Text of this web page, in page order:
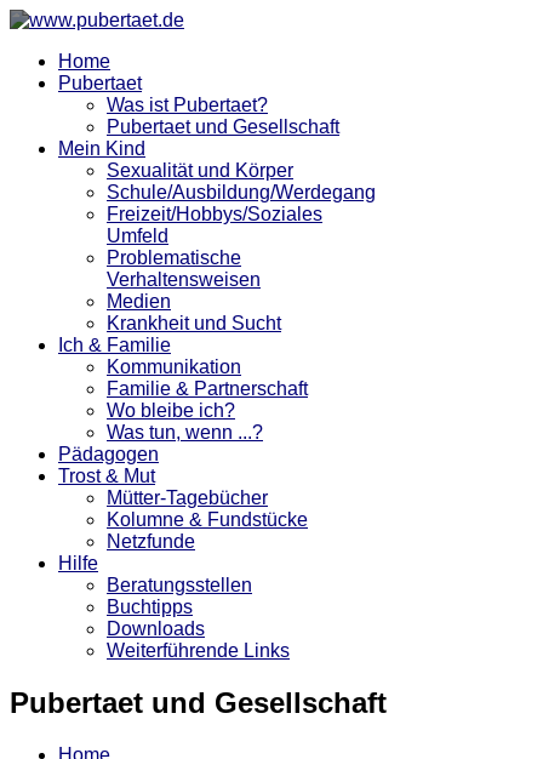
Home
Pubertaet
Was ist Pubertaet?
Pubertaet und Gesellschaft
Mein Kind
Sexualität und Körper
Schule/Ausbildung/Werdegang
Freizeit/Hobbys/Soziales
Umfeld
Problematische
Verhaltensweisen
Medien
Krankheit und Sucht
Ich & Familie
Kommunikation
Familie & Partnerschaft
Wo bleibe ich?
Was tun, wenn ...?
Pädagogen
Trost & Mut
Mütter-Tagebücher
Kolumne & Fundstücke
Netzfunde
Hilfe
Beratungsstellen
Buchtipps
Downloads
Weiterführende Links
Pubertaet und Gesellschaft
Home